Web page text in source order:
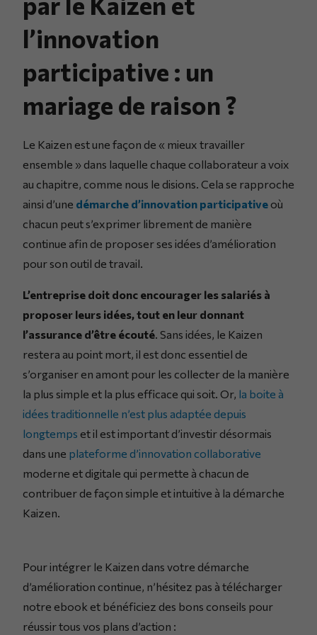
l’innovation
participative : un
mariage de raison ?
Le Kaizen est une façon de « mieux travailler
ensemble » dans laquelle chaque collaborateur a voix
au chapitre, comme nous le disions. Cela se rapproche
ainsi d’une démarche d’innovation participative où
chacun peut s’exprimer librement de manière
continue afin de proposer ses idées d’amélioration
pour son outil de travail.
L’entreprise doit donc encourager les salariés à
proposer leurs idées, tout en leur donnant
l’assurance d’être écouté. Sans idées, le Kaizen
restera au point mort, il est donc essentiel de
s’organiser en amont pour les collecter de la manière
la plus simple et la plus efficace qui soit. Or, la boite à
idées traditionnelle n’est plus adaptée depuis
longtemps et il est important d’investir désormais
dans une plateforme d’innovation collaborative
moderne et digitale qui permette à chacun de
contribuer de façon simple et intuitive à la démarche
Kaizen.
Pour intégrer le Kaizen dans votre démarche
d’amélioration continue, n’hésitez pas à télécharger
notre ebook et bénéficiez des bons conseils pour
réussir tous vos plans d’action :